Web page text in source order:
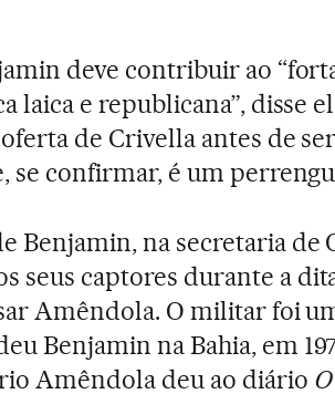
deve contribuir ao
laica e republicana”, disse
de Crivella antes de
se confirmar, é um
Benjamin, na secretaria de
seus captores durante a
Amêndola. O militar foi
Benjamin na Bahia, em
Amêndola deu ao diário